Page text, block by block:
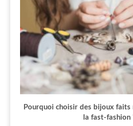
Pourquoi choisir des bijoux
la fast-fashion